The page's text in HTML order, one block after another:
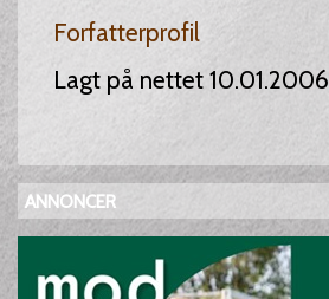
Forfatterprofil
Lagt på nettet 10.01.2006
ANNONCER